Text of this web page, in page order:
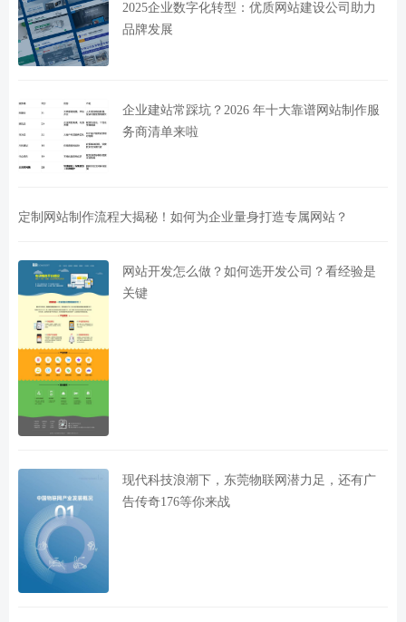
2025企业数字化转型：优质网站建设公司助力
品牌发展
企业建站常踩坑？2026 年十大靠谱网站制作服
务商清单来啦
定制网站制作流程大揭秘！如何为企业量身打造专属网站？
网站开发怎么做？如何选开发公司？看经验是
关键
现代科技浪潮下，东莞物联网潜力足，还有广
告传奇176等你来战